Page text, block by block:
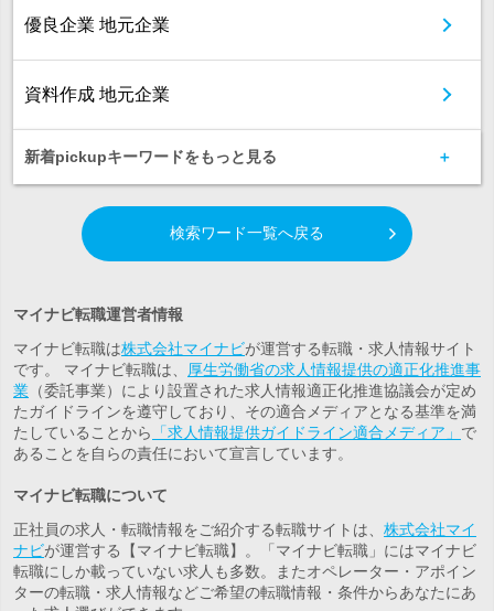
優良企業 地元企業
資料作成 地元企業
新着pickupキーワードをもっと見る
検索ワード一覧へ戻る
マイナビ転職運営者情報
マイナビ転職は株式会社マイナビが運営する転職・求人情報サイト
です。 マイナビ転職は、
厚生労働省の求人情報提供の適正化推進事
業 （委託事業）により設置された求人情報適正化推進協議会が定め
たガイドラインを遵守しており、その適合メディアとなる基準を満
たしていることから
「求人情報提供ガイドライン適合メディア」 で
あることを自らの責任において宣言しています。
マイナビ転職について
正社員の求人・転職情報をご紹介する転職サイトは、 株式会社マイ
ナビが運営する【マイナビ転職】。「マイナビ転職」にはマイナビ
転職にしか載っていない求人も多数。またオペレーター・アポイン
ターの転職・求人情報などご希望の転職情報・条件からあなたにあ